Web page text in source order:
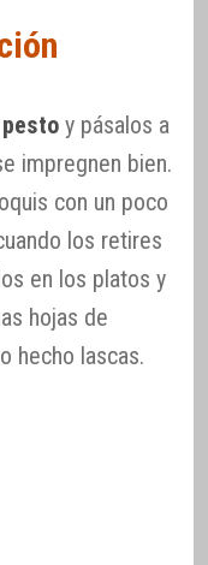
y pásalos a
impregnen bien.
con un poco
los retires
en los platos y
hojas de
hecho lascas.